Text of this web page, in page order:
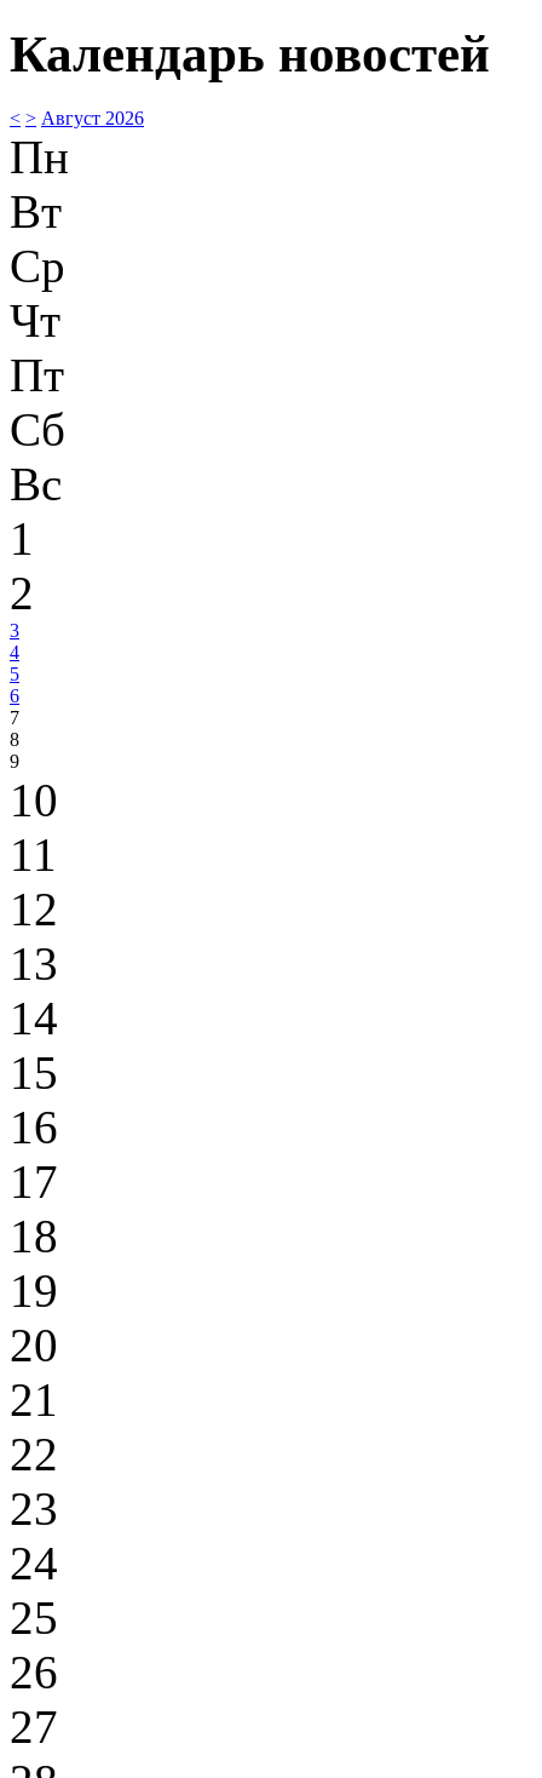
Календарь новостей
< > Август 2026
Пн
Вт
Ср
Чт
Пт
Сб
Вс
1
2
3
4
5
6
7
8
9
10
11
12
13
14
15
16
17
18
19
20
21
22
23
24
25
26
27